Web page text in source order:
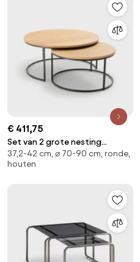
€ 411,75
Set van 2 grote nesting
salontafels, eiken blad, HIBA
37,2-42 cm, ⌀ 70-90 cm, ronde,
houten